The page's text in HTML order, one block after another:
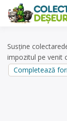
content
Susține
impozitul pe venit
Completează